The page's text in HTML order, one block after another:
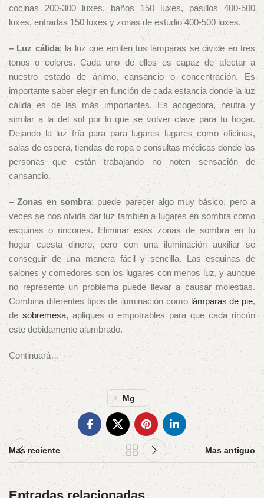
cocinas 200-300 luxes, baños 150 luxes, pasillos 400-500
luxes, entradas 150 luxes y zonas de estudio 400-500 luxes.
– Luz cálida: la luz que emiten tus lámparas se divide en tres
tonos o colores. Cada uno de ellos es capaz de afectar a
nuestro estado de ánimo, cansancio o concentración. Es
importante saber elegir en función de cada estancia donde la luz
cálida es de las más importantes. Es acogedora, neutra y
similar a la del sol por lo que se volver clave para tu hogar.
Dejando la luz fría para para lugares lugares como oficinas,
salas de espera, tiendas de ropa o consultas médicas donde las
personas que están trabajando no noten sensación de
cansancio.
– Zonas en sombra: puede parecer algo muy básico, pero a
veces se nos olvida dar luz también a lugares en sombra como
esquinas o rincones. Eliminar esas zonas de sombra en tu
hogar cuesta dinero, pero con una iluminación auxiliar se
conseguir de una manera fácil y sencilla. Las esquinas de
salones y comedores son los lugares con menos luz, y aunque
no represente un problema puede llevar a causar molestias.
Combina diferentes tipos de iluminación como lámparas de pie,
de sobremesa, apliques o empotrables para que cada rincón
este debidamente alumbrado.
Continuará…
Mg
Mas reciente Mas antiguo